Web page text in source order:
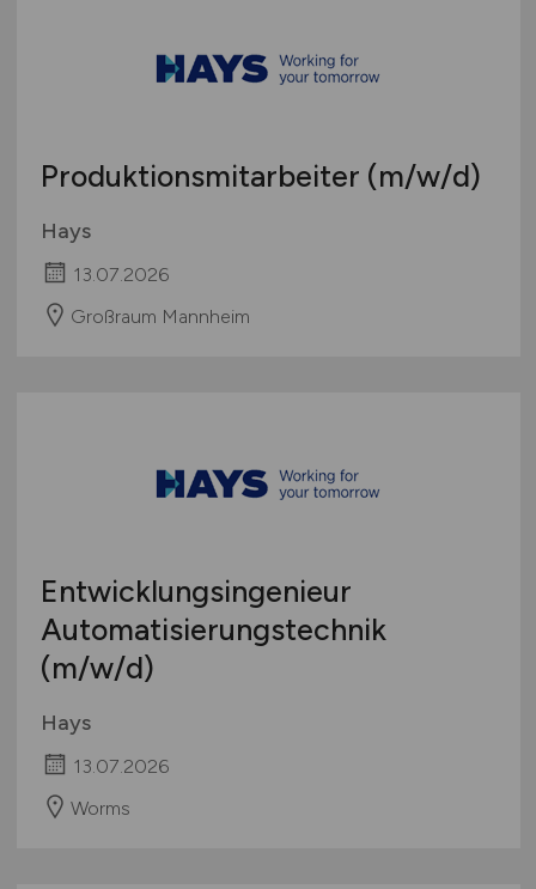
Produktionsmitarbeiter (m/w/d)
Hays
13.07.2026
Großraum Mannheim
Entwicklungsingenieur
Automatisierungstechnik
(m/w/d)
Hays
13.07.2026
Worms